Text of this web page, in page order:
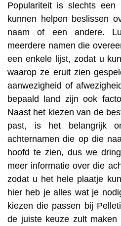
Populariteit is slechts
kunnen helpen beslissen
naam of een andere.
meerdere namen die
een enkele lijst, zodat u
waarop ze eruit zien
aanwezigheid of
bepaald land zijn ook
Naast het kiezen van de
past, is het belangrijk
achternamen die op die
hoofd te zien, dus we
meer informatie over die
zodat u het hele plaatje
hier heb je alles wat je
kiezen die passen bij
de juiste keuze zult